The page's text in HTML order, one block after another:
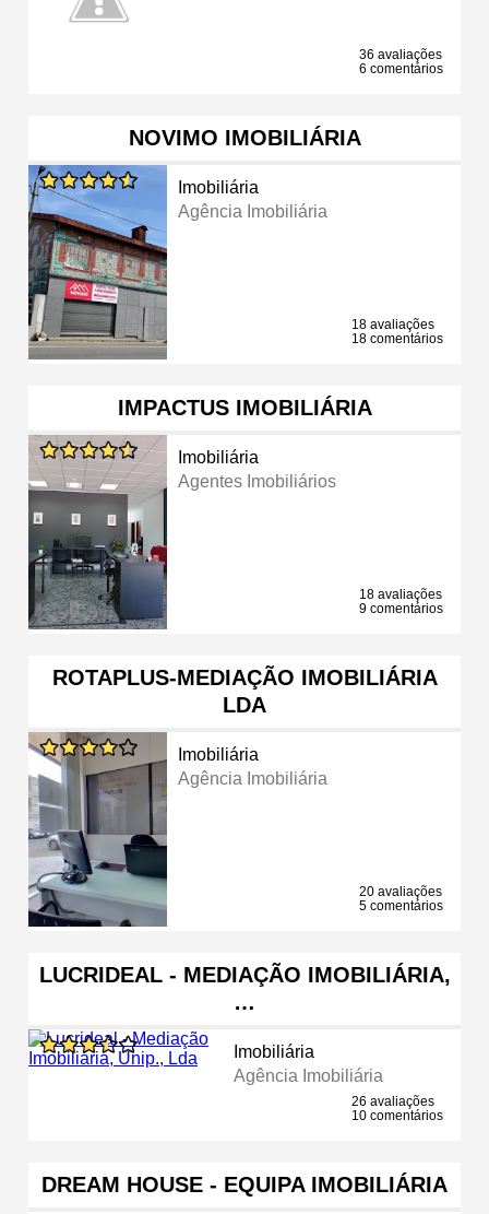
36 avaliações
6 comentários
NOVIMO IMOBILIÁRIA
Imobiliária
Agência Imobiliária
18 avaliações
18 comentários
IMPACTUS IMOBILIÁRIA
Imobiliária
Agentes Imobiliários
18 avaliações
9 comentários
ROTAPLUS-MEDIAÇÃO IMOBILIÁRIA
LDA
Imobiliária
Agência Imobiliária
20 avaliações
5 comentários
LUCRIDEAL - MEDIAÇÃO IMOBILIÁRIA,
…
Imobiliária
Agência Imobiliária
26 avaliações
10 comentários
DREAM HOUSE - EQUIPA IMOBILIÁRIA